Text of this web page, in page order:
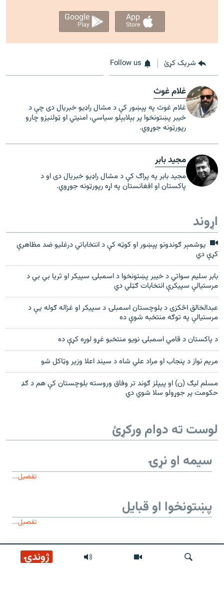
ژوندۍ
App
Store
Google
Play
شریک کړئ Follow us
غلام غوث
غلام غوث په پېښور کې د مشال راډیو خبریال دی چې د
خیبر پښتونخوا پر بېلابېلو سیاسي، امنیتي او ټولنیزو چارو
رپورټونه جوړوي.
مجید بابر
مجید بابر په پراګ کې د مشال راډیو خبریال دی او د
پاکستان او افغانستان په اړه رپورټونه جوړوي.
اړوند
یوشمېر ګوندونو پېښور او کوټه کې د انتخاباتي درغلیو ضد مظاهرې
کړې دي
بابر سلیم سواتي د خیبر پښتونخوا د اسمبلۍ سپیکر او ثریا بي بي د
مرستیالې سپیکرې انتخابات ګټلي دي
عبدالخالق اڅکزی د بلوچستان اسمبلۍ د سپیکر او غزاله ګوله یې د
مرستیالې په توګه منتخبه شوې ده
د پاکستان د قامي اسمبلۍ نویو منتخبو غړو لوړه کړې ده
مریم نواز د پنجاب او مراد علي شاه د سیند اعلا وزیر وټاکل شو
مسلم لیګ (ن) او پیپلز ګوند تر وفاق وروسته بلوچستان کې هم د ګډ
حکومت پر جوړولو سلا شوي دي
لوست ته دوام ورکړئ
سیمه او نړۍ
تفصیل...
پښتونخوا او قبایل
تفصیل...
موږ وڅارئ